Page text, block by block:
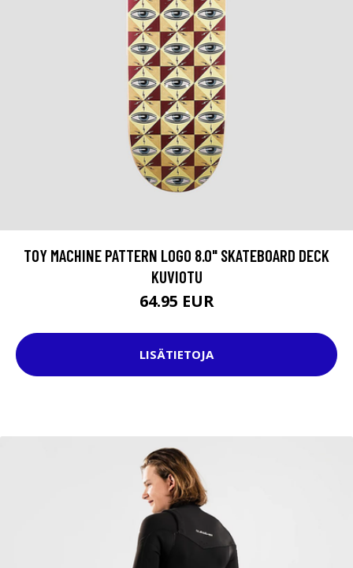
TOY MACHINE PATTERN LOGO 8.0" SKATEBOARD DECK
KUVIOTU
64.95 EUR
LISÄTIETOJA